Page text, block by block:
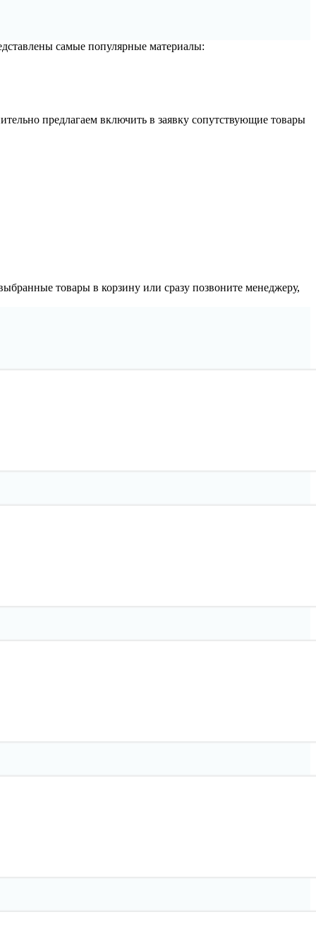
самые популярные материалы:
предлагаем включить в заявку сопутствующие товары
товары в корзину или сразу позвоните менеджеру,